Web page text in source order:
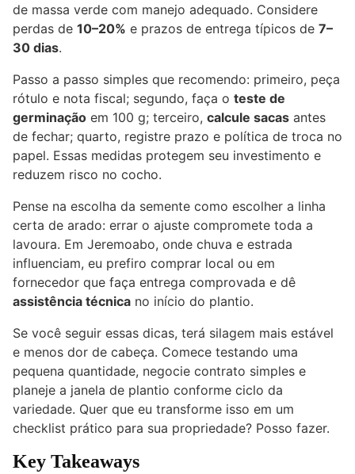
de massa verde com manejo adequado. Considere
perdas de 10–20% e prazos de entrega típicos de 7–
30 dias.
Passo a passo simples que recomendo: primeiro, peça
rótulo e nota fiscal; segundo, faça o teste de
germinação em 100 g; terceiro, calcule sacas antes
de fechar; quarto, registre prazo e política de troca no
papel. Essas medidas protegem seu investimento e
reduzem risco no cocho.
Pense na escolha da semente como escolher a linha
certa de arado: errar o ajuste compromete toda a
lavoura. Em Jeremoabo, onde chuva e estrada
influenciam, eu prefiro comprar local ou em
fornecedor que faça entrega comprovada e dê
assistência técnica no início do plantio.
Se você seguir essas dicas, terá silagem mais estável
e menos dor de cabeça. Comece testando uma
pequena quantidade, negocie contrato simples e
planeje a janela de plantio conforme ciclo da
variedade. Quer que eu transforme isso em um
checklist prático para sua propriedade? Posso fazer.
Key Takeaways